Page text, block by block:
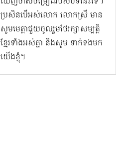
ប្រសិនបើអស់លោក លោកស្រី មាន
សូមមេត្តាជួយចូលរួមថែរក្សាសម្បត្តិ
ខ្មែរទាំងអស់គ្នា និងសូម ទាក់ទងមក
យើងខ្ញុំ។